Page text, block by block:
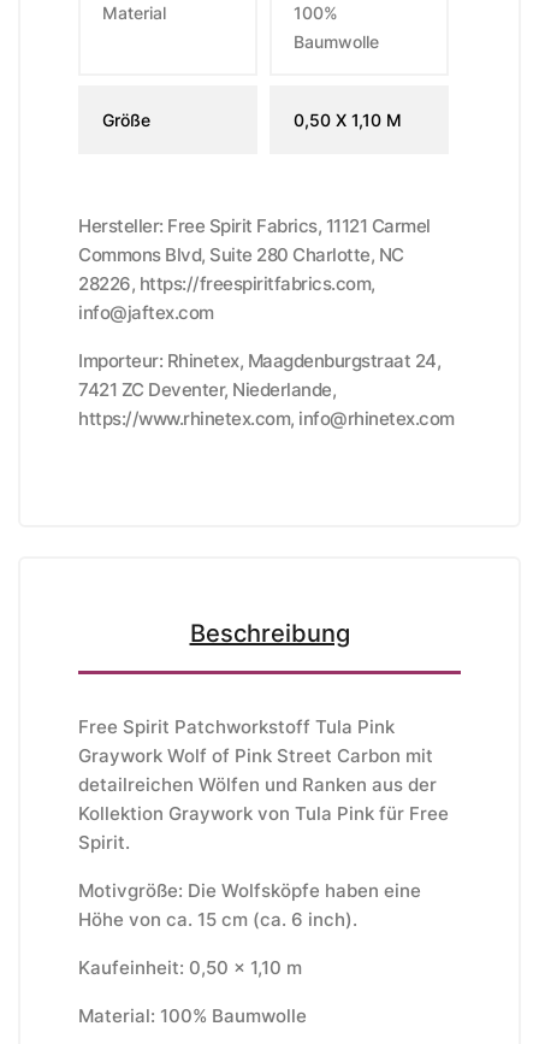
Material
100%
Baumwolle
Größe 0,50 X 1,10 M
Hersteller: Free Spirit Fabrics, 11121 Carmel
Commons Blvd, Suite 280 Charlotte, NC
28226, https://freespiritfabrics.com,
info@jaftex.com
Importeur: Rhinetex, Maagdenburgstraat 24,
7421 ZC Deventer, Niederlande,
https://www.rhinetex.com, info@rhinetex.com
Beschreibung
Free Spirit Patchworkstoff Tula Pink
Graywork Wolf of Pink Street Carbon mit
detailreichen Wölfen und Ranken aus der
Kollektion Graywork von Tula Pink für Free
Spirit.
Motivgröße: Die Wolfsköpfe haben eine
Höhe von ca. 15 cm (ca. 6 inch).
Kaufeinheit: 0,50 x 1,10 m
Material: 100% Baumwolle